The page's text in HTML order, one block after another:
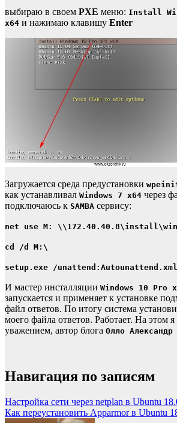
выбираю в своем PXE меню: Install
x64 и нажимаю клавишу Enter
Загружается среда предустановки
как устанавливал Windows 7 x64 через
подключаюсь к SAMBA сервису:
net use M:
cd /d M:\
setup.exe /unattend:Autounattend.xml
И мастер инсталляции Windows 10 Pro
запускается и применяет к установке
файл ответов. По итогу система
моего файла ответов. Работает. На этом
уважением, автор блога Олло
Навигация по записям
Настройка сети через netplan в Ubuntu
Как переустановить Apparmor в Ubuntu